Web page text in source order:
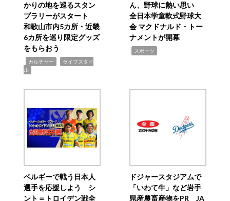
かりの地を巡るスタン
プラリーがスタート
和歌山市内5カ所・近畿
6カ所を巡り限定グッズ
をもらおう
カルチャー
ライフスタイ
ル
ん、野球に熱い思い
全日本学童軟式野球大
会 マクドナルド・トー
ナメントが開幕
スポーツ
ベルギーで戦う日本人
選手を応援しよう シ
ント＝トロイデン戦全
ドジャースタジアムで
「いわて牛」など岩手
県産農畜産物をPR JA